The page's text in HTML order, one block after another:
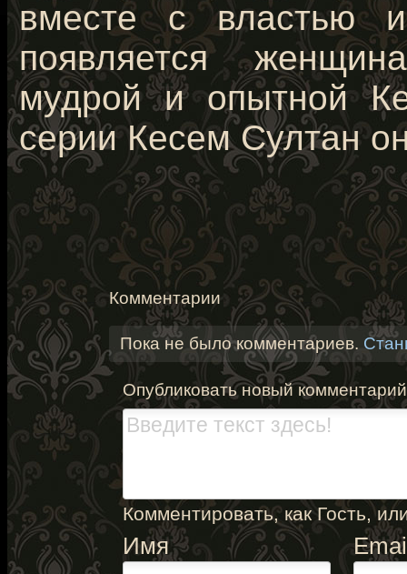
вместе с властью
появляется
мудрой и опытной
серии Кесем Султан
Комментарии
Пока не было комментариев.
Опубликовать новый комментарий
Комментировать, как Гость,
Имя